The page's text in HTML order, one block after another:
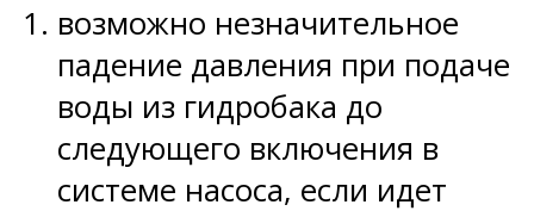
возможно незначительное
падение давления при подаче
воды из гидробака до
следующего включения в
системе насоса, если идет